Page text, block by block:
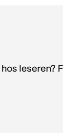
leseren?